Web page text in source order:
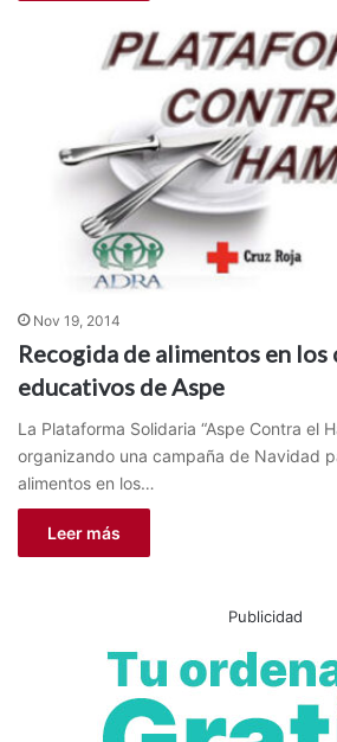
Nov 19, 2014
Recogida de alimentos en los
educativos de Aspe
La Plataforma Solidaria “Aspe Contra el
organizando una campaña de Navidad
alimentos en los…
Leer más
Publicidad